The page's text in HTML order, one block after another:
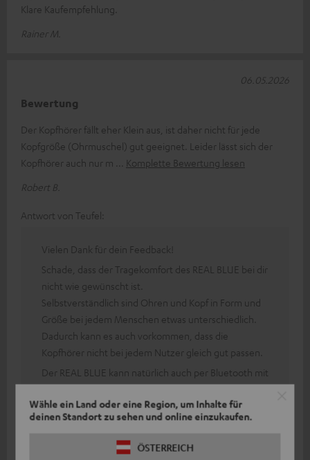
Wähle ein Land oder eine Region, um Inhalte für
deinen Standort zu sehen und online einzukaufen.
ÖSTERREICH
Klare Kaufempfehlung.
Rainer M.
Bewertung
Der Kopfhörer fällt eher Klein aus, ist daher nicht für jede
Kopfgröße (Ohrmuschel) gut geeignet. Leider lässt sich der
Kopfhörer auch nur m
Komplette Bewertung lesen
Robert B.
06.05.2026
Antwort von Teufel:
Vielen Dank für dein Feedback!
Schade, dass der Tragekomfort des REAL BLUE bei dir
nicht wie gewünscht ist.
Selbstverständlich sind Ohren und Kopf in Form und
Größe bei jedem Menschen etwas unterschiedlich.
Dadurch kann es auch vorkommen, dass die
Kopfhörer nicht bei jedem Nutzer gleich gut passen.
Der REAL BLUE kann natürlich auch per Bluetooth mit
einem Laptop gekoppelt werden.
Dazu müssen sich Kopfhörer und Laptop im
Kopplungsmodus befinden.
Durch unser 8-wöchiges Rückgaberecht kann man